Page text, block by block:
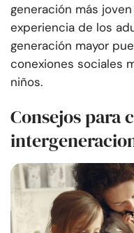
generación más
experiencia de los
generación mayor
conexiones sociales
niños.
Consejos para